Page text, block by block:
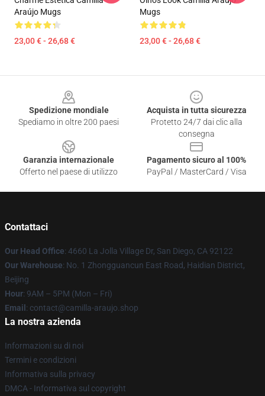
Araújo Mugs
23,00 € - 26,68 €
Mugs
23,00 € - 26,68 €
Spedizione mondiale
Spediamo in oltre 200 paesi
Acquista in tutta sicurezza
Protetto 24/7 dai clic alla
consegna
Garanzia internazionale
Offerto nel paese di utilizzo
Pagamento sicuro al 100%
PayPal / MasterCard / Visa
Contattaci
Our Head Office: 4660 La Jolla Village Dr, San Diego, CA 92122
Our Warehouse: No. 1 Zhongguancun East Road, Haidian District,
Beijing
Hour: 9AM – 5PM (Mon – Fri)
Email : contact@camilla-araujo.shop
La nostra azienda
Informazioni su di noi
Termini e condizioni
Informativa sulla privacy
DMCA - Informativa sul copyright